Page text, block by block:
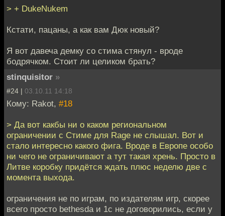
> + DukeNukem
Кстати, пацаны, а как вам Дюк новый?
Я вот давеча демку со стима стянул - вроде
бодрячком. Стоит ли целиком брать?
stinquisitor »
#24 | 03.10.11 14:18
Кому: Rakot, #18
> Да вот какбы ни о каком региональном
ограничении с Стиме для Rage не слышал. Вот и
стало интересно какого фига. Вроде в Европе особо
ни чего не ограничивают а тут такая хрень. Просто в
Литве коробку придётся ждать плюс неделю две с
момента выхода.
ограничения не по играм, по издателям игр, скорее
всего просто bethesda и 1с не договорились, если у